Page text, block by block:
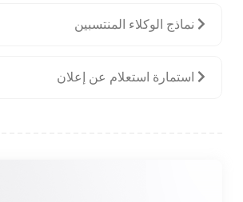
نماذج الوكلاء المنتسبين
استمارة استعلام عن إعلان